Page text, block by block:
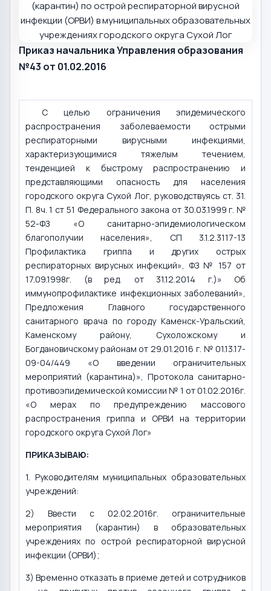
Приказ начальника Управления образования
№43 от 01.02.2016
С целью ограничения эпидемического
распространения заболеваемости острыми
респираторными вирусными инфекциями,
характеризующимися тяжелым течением,
тенденцией к быстрому распространению и
представляющими опасность для населения
городского округа Сухой Лог, руководствуясь ст. 31.
П. 8ч. 1 ст 51 Федерального закона от 30.03.1999 г. №
52-ФЗ «О санитарно-эпидемиологическом
благополучии населения», СП 3.1.2.3117-13
Профилактика гриппа и других острых
респираторных вирусных инфекций», ФЗ № 157 от
17.09.1998г. (в ред. от 31.12.2014 г.)» Об
иммунопрофилактике инфекционных заболеваний»,
Предложения Главного государственного
санитарного врача по городу Каменск-Уральский,
Каменскому району, Сухоложскому и
Богдановичскому районам от 29.01.2016 г. № 01.13.17-
09-04/449 «О введении ограничительных
мероприятий (карантина)», Протокола санитарно-
противоэпидемической комиссии № 1 от 01.02.2016г.
«О мерах по предупреждению массового
распространения гриппа и ОРВИ на территории
городского округа Сухой Лог»
ПРИКАЗЫВАЮ:
1. Руководителям муниципальных образовательных
учреждений:
2) Ввести с 02.02.2016г. ограничительные
мероприятия (карантин) в образовательных
учреждениях по острой респираторной вирусной
инфекции (ОРВИ);
3) Временно отказать в приеме детей и сотрудников